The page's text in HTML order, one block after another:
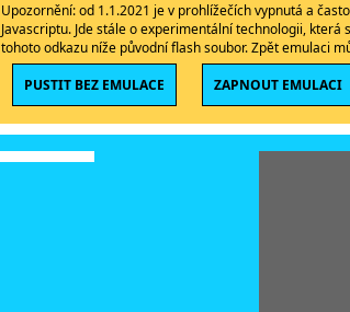
Upozornění: od 1.1.2021 je v prohlížečích vypnutá a
Javascriptu. Jde stále o experimentální technologii,
tohoto odkazu níže původní flash soubor. Zpět emulaci
PUSTIT BEZ EMULACE
ZAPNOUT EMULACI